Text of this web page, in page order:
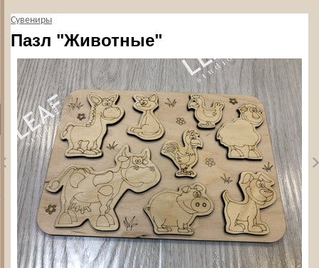
Сувениры
Пазл "Животные"